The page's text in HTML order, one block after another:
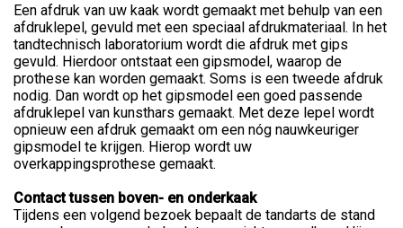
Een afdruk van uw kaak wordt gemaakt met behulp van een
afdruklepel, gevuld met een speciaal afdrukmateriaal. In het
tandtechnisch laboratorium wordt die afdruk met gips
gevuld. Hierdoor ontstaat een gipsmodel, waarop de
prothese kan worden gemaakt. Soms is een tweede afdruk
nodig. Dan wordt op het gipsmodel een goed passende
afdruklepel van kunsthars gemaakt. Met deze lepel wordt
opnieuw een afdruk gemaakt om een nóg nauwkeuriger
gipsmodel te krijgen. Hierop wordt uw
overkappingsprothese gemaakt.
Contact tussen boven- en onderkaak
Tijdens een volgend bezoek bepaalt de tandarts de stand